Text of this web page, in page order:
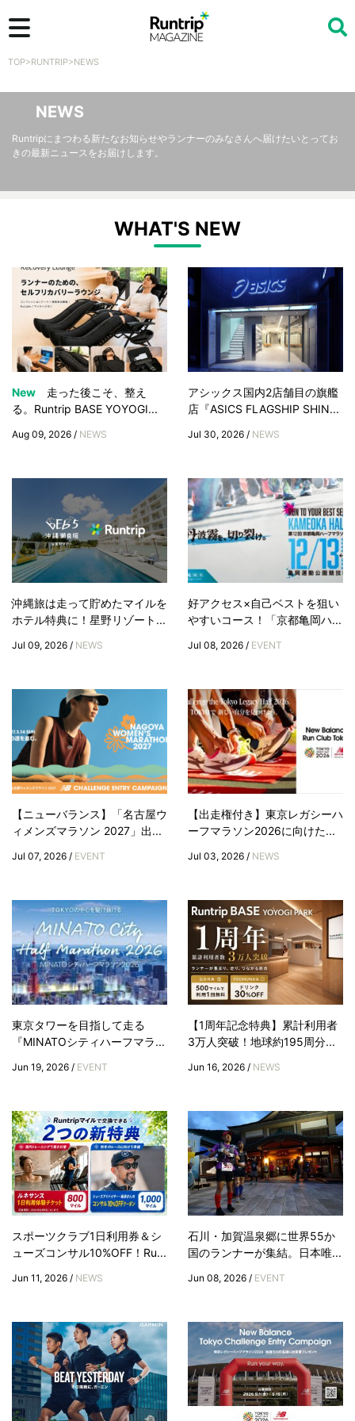
TOP>RUNTRIP>NEWS
NEWS
Runtripにまつわる新たなお知らせやランナーのみなさんへ届けたいとってお
きの最新ニュースをお届けします。
WHAT'S NEW
New
走った後こそ、整え
る。Runtrip BASE YOYOGI...
Aug 09, 2026 / NEWS
アシックス国内2店舗目の旗艦
店『ASICS FLAGSHIP SHIN...
Jul 30, 2026 / NEWS
沖縄旅は走って貯めたマイルを
ホテル特典に！星野リゾート...
Jul 09, 2026 / NEWS
好アクセス×自己ベストを狙い
やすいコース！「京都亀岡ハ...
Jul 08, 2026 / EVENT
【ニューバランス】「名古屋ウ
ィメンズマラソン 2027」出...
Jul 07, 2026 / EVENT
【出走権付き】東京レガシーハ
ーフマラソン2026に向けた...
Jul 03, 2026 / NEWS
東京タワーを目指して走る
『MINATOシティハーフマラ...
Jun 19, 2026 / EVENT
【1周年記念特典】累計利用者
3万人突破！地球約195周分...
Jun 16, 2026 / NEWS
スポーツクラブ1日利用券＆シ
ューズコンサル10%OFF！Ru...
Jun 11, 2026 / NEWS
石川・加賀温泉郷に世界55か
国のランナーが集結。日本唯...
Jun 08, 2026 / EVENT